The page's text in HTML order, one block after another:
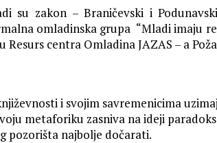
su zakon – Braničevski i
omladinska grupa “Mladi imaju
Resurs centra Omladina JAZAS – a
i svojim savremenicima
metaforiku zasniva na ideji
pozorišta najbolje dočarati.